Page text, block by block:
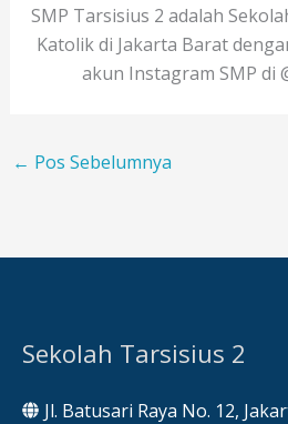
SMP Tarsisius 2 adalah
Katolik di Jakarta Barat
akun Instagram SMP di
← Pos Sebelumnya
Sekolah Tarsisius 2
Jl. Batusari Raya No. 12,